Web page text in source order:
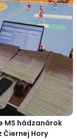
MS hádzanárok
Čiernej Hory